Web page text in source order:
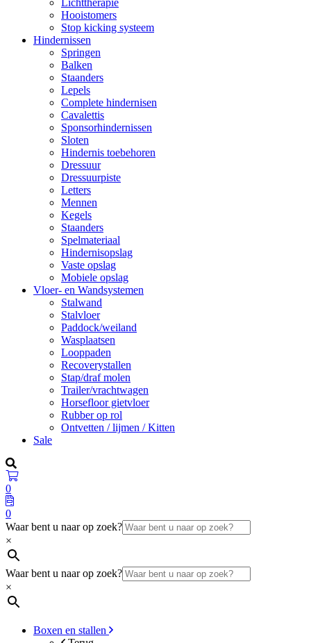
Lichttherapie
Hooistomers
Stop kicking systeem
Hindernissen
Springen
Balken
Staanders
Lepels
Complete hindernisen
Cavalettis
Sponsorhindernissen
Sloten
Hindernis toebehoren
Dressuur
Dressuurpiste
Letters
Mennen
Kegels
Staanders
Spelmateriaal
Hindernisopslag
Vaste opslag
Mobiele opslag
Vloer- en Wandsystemen
Stalwand
Stalvloer
Paddock/weiland
Wasplaatsen
Looppaden
Recoverystallen
Stap/draf molen
Trailer/vrachtwagen
Horsefloor gietvloer
Rubber op rol
Ontvetten / lijmen / Kitten
Sale
0
0
Waar bent u naar op zoek?
×
Waar bent u naar op zoek?
×
Boxen en stallen